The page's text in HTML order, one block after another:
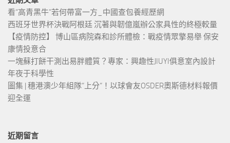
看“高青黑牛”若何帶富一方_中國查包養經歷網
西班牙世界杯決戰阿根廷 沉著與韌億嵐辦公家具性的終極較量
【疫情防控】 博山區病院森和診所體檢：戰疫情眾擎易舉 保安
康情投意合
一塊蘇打餅干測出易胖體質？專家：興趣性JIUYI俱意室內設計
年夜于科學性
圖集 | 穗港澳少年組隊“上分“！以球會友OSDER奧斯德材料報價
迎全運
近期留言